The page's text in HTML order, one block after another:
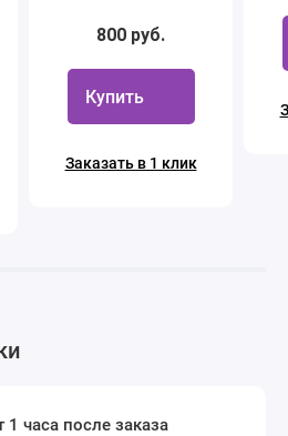
800 руб.
Купить
Заказать в 1 клик
1 часа после заказа